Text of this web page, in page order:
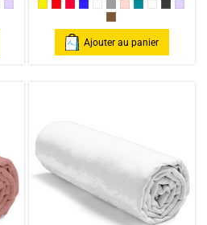
/ Light pink
Foncé
Parme
JauneRouge / Red
Framboise / Fuschia
Marine
BlancGris souris
Rose poudré /
Bleu Canard
Naturel
Gris
Cannelle
Ajouter au panier